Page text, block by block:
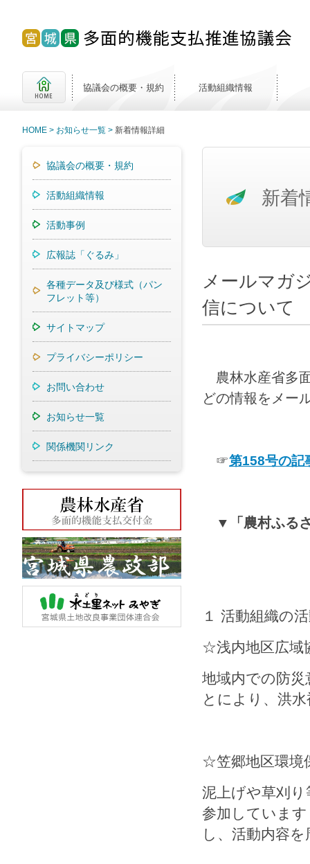
協議会の概要・規約 活動組織情報
HOME お知らせ一覧 新着情報詳細
協議会の概要・規約
活動組織情報
活動事例
広報誌「ぐるみ」
各種データ及び様式（パン
フレット等）
サイトマップ
プライバシーポリシー
お問い合わせ
お知らせ一覧
関係機関リンク
新着
メールマガ
信について
農林水産省多
どの情報をメー
☞第158号の記
▼「農村ふる
１ 活動組織の
☆浅内地区広域
地域内での防
とにより、洪
☆笠郷地区環境
泥上げや草刈
参加していま
し、活動内容